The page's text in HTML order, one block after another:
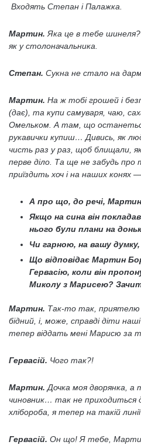
Входять Степан і Палажка.
Мартин. Яка це в тебе
як у столоначальника.
Степан. Сукна не стало на
Мартин. На ж тобі грошей і
(дає), та купи самуваря, чаю,
Омельком. А там, що
рукавички купиш… Дивись, як
чисть раз у раз, щоб блищали,
перве діло. Та ще не забудь про
приїздить хоч і на наших конях
А про що, до речі, Мартин
Якщо на сина він
нього були плани на
Чи гарною, на вашу
Що відповідає Мартин
Гервасію, коли він
Миколу з Марисею?
Мартин. Так-то так,
бідний, і, може, справді діти
тепер віддать мені Марисю за
Гервасій. Чого так?!
Мартин. Дочка моя дворянка, а
чиновник… так не приходиться
хлібороба, я тепер на такій
Гервасій. Он що! Я тебе,